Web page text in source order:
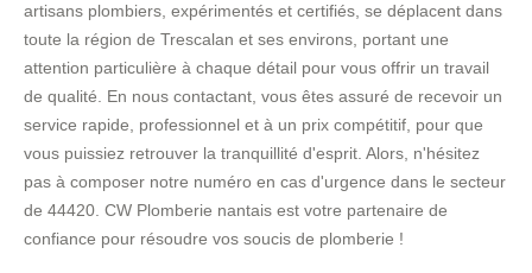
artisans plombiers, expérimentés et certifiés, se déplacent dans
toute la région de Trescalan et ses environs, portant une
attention particulière à chaque détail pour vous offrir un travail
de qualité. En nous contactant, vous êtes assuré de recevoir un
service rapide, professionnel et à un prix compétitif, pour que
vous puissiez retrouver la tranquillité d'esprit. Alors, n'hésitez
pas à composer notre numéro en cas d'urgence dans le secteur
de 44420. CW Plomberie nantais est votre partenaire de
confiance pour résoudre vos soucis de plomberie !